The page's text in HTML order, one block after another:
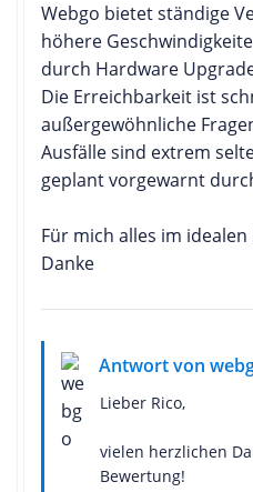
Webgo bietet ständige
höhere
durch Hardware
Die Erreichbarkeit ist
außergewöhnliche
Ausfälle sind extrem
geplant vorgewarnt
Für mich alles im idealen
Danke
Antwort von
Lieber Rico,
vielen herzlichen
Bewertung!